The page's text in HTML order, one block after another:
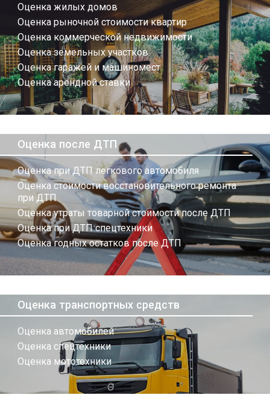
Оценка жилых домов
Оценка рыночной стоимости квартир
Оценка коммерческой недвижимости
Оценка земельных участков
Оценка гаражей и машиномест
Оценка арендной ставки
Оценка после ДТП
Оценка при ДТП легкового автомобиля
Оценка стоимости восстановительного ремонта
при ДТП
Оценка утраты товарной стоимости после ДТП
Оценка при ДТП спецтехники
Оценка годных остатков после ДТП
Оценка транспортных средств
Оценка автомобилей
Оценка спецтехники
Оценка мототехники